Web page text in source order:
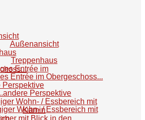
Außenansicht
Treppenhaus
Entrée im Obergeschoss...
Perspektive
Großzügiger Wohn- / Essbereich mit Kamin